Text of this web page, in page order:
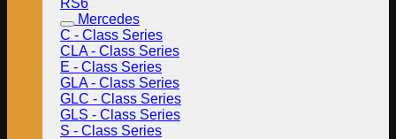
RS6
Mercedes
C - Class Series
CLA - Class Series
E - Class Series
GLA - Class Series
GLC - Class Series
GLS - Class Series
S - Class Series